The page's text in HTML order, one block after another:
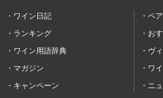
ワイン日記
ペ
ランキング
お
ワイン用語辞典
ヴ
マガジン
ワ
キャンペーン
ニ